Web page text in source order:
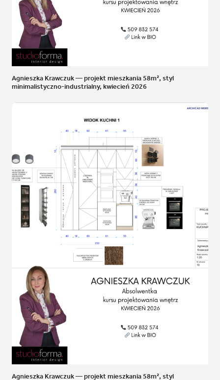
Agnieszka Krawczuk — projekt mieszkania 58m², styl
minimalistyczno-industrialny, kwiecień 2026
Agnieszka Krawczuk — projekt mieszkania 58m², styl